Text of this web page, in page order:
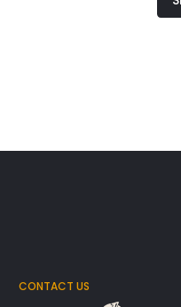
CONTACT US